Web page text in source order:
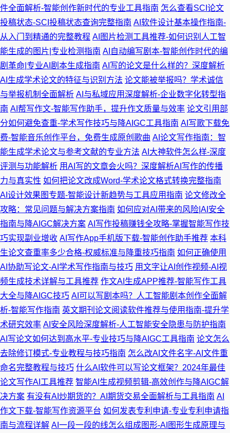
件全面解析-智能创作新时代的专业工具指南 怎么查看SCI论文
投稿状态-SCI投稿状态查询完整指南 AI软件设计基本操作指南-
从入门到精通的完整教程 AI图片检测工具推荐-如何识别人工智
能生成的图片|专业检测指南 AI自动编写剧本-智能创作时代的编
剧革命|专业AI剧本生成指南 AI写的论文是什么样的？深度解析
AI生成学术论文的特征与识别方法 论文能被举报吗？学术诚信
与举报机制全面解析 AI与私域应用深度解析-企业数字化转型指
南 AI帮写作文-智能写作助手，提升作文质量与效率 论文引用部
分如何避免查重-学术写作技巧与降AIGC工具指南 AI写歌下载免
费-智能音乐创作平台，免费生成原创歌曲 AI论文写作指南：智
能生成学术论文与参考文献的专业方法 AI大神软件怎么样-深度
评测与功能解析 用AI写的文章会火吗？深度解析AI写作的传播
力与真实性 如何把论文改成Word-学术论文格式转换完整指南
AI设计效果图专题-智能设计新趋势与工具应用指南 论文修改全
攻略：常见问题与解决方案指南 如何应对AI带来的风险|AI安全
指南与降AIGC解决方案 AI写作投稿赚钱全攻略-掌握智能写作技
巧实现副业增收 AI写作App手机版下载-智能创作助手推荐 本科
生论文查重率多少合格-权威标准与降重技巧指南 如何正确使用
AI协助写论文-AI学术写作指南与技巧 用文字让AI创作视频-AI视
频生成技术详解与工具推荐 作文AI生成APP推荐-智能写作工具
大全与降AIGC技巧 AI可以写剧本吗？人工智能剧本创作全面解
析-智能写作指南 英文期刊论文阅读软件推荐与使用指南-提升学
术研究效率 AI安全风险深度解析-人工智能安全隐患与防护指南
AI写论文如何达到高水平-专业技巧与降AIGC工具指南 论文怎么
去除修订模式-专业教程与技巧指南 怎么改AI文件名字-AI文件重
命名完整教程与技巧 什么AI软件可以写论文框架？2024年最佳
论文写作AI工具推荐 智能AI生成视频剪辑-高效创作与降AIGC解
决方案 有没有AI炒期货的？AI期货交易全面解析与工具指南 AI
作文下载-智能写作资源平台 如何发表专利申请-专业专利申请指
南与流程详解 AI一段一段的线怎么组成图形-AI图形生成原理与